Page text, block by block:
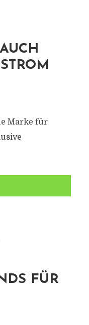
Marke für
FÜR